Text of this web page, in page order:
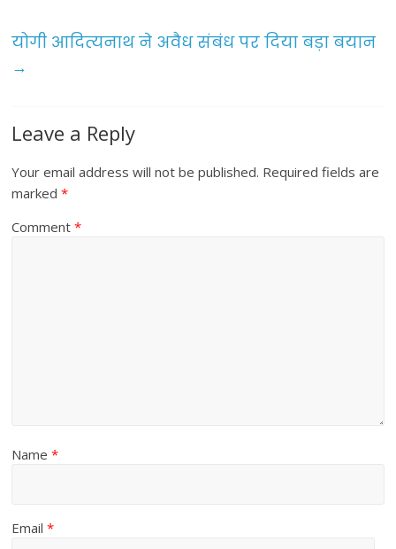
o
o
योगी आदित्यनाथ ने अवैध संबंध पर दिया बड़ा बयान
→
Leave a Reply
Your email address will not be published. Required fields are
marked*
Comment*
Name*
Email*